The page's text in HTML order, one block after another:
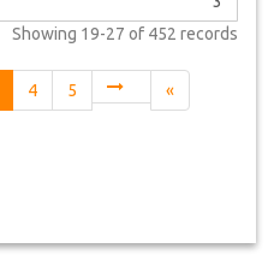
Showing 19-27 of 452 records
4 5 »